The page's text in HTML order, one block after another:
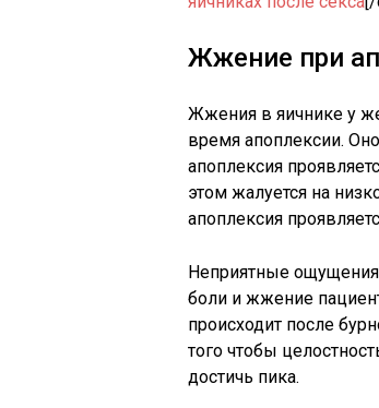
Жжение при
Жжения в яичнике у
время апоплексии.
апоплексия
этом жалуется на
апоплексия
Неприятные ощущения
боли и жжение
происходит после
того чтобы
достичь пика.